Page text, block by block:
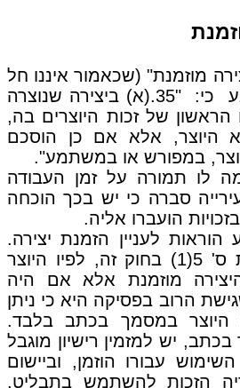
מוזמנת" (שכאמור איננו חל
על המקרה דנן) נקבע כי: "35.(א) ביצירה שנוצרה
של זכות היוצרים בה,
היוצר, אלא אם כן הוסכם
במפורש או במשתמע".
לו תמורה על זמן העבודה
סברה כי יש בכך הוכחה
הועברו אליה.
לעניין הזמנת יצירה.
לפיכך, יחולו הוראות ס' 5(1) בחוק זה, לפיו היוצר
מוזמנת אלא אם היה
הרוב בפסיקה היא כי ניתן
היוצר במסמך בכתב בלבד.
יש למזמין רישיון מוגבל
עבורו הוזמן, וביישום
הזכות להשתמש בתבליט,